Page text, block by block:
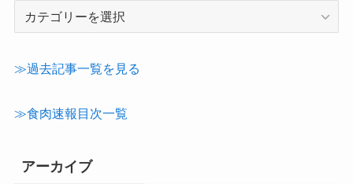
テ
≫過去記事一覧を見る
≫食肉速報目次一覧
アーカイブ